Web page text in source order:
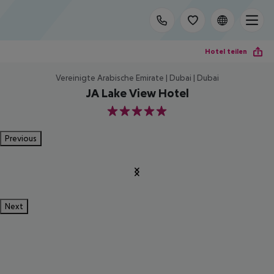
Hotel teilen
Vereinigte Arabische Emirate | Dubai | Dubai
JA Lake View Hotel
5
Previous
Next